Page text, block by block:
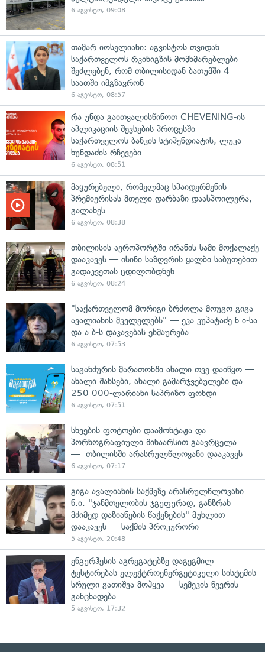
6 აგვისტო, 09:08
თამარ იოსელიანი: აგვისტოს თვიდან
საქართველოს რკინიგზის მომხმარებლები
შეძლებენ, რომ თბილისიდან ბათუმში 4
საათში იმგზავრონ
6 აგვისტო, 08:57
რა უნდა გაითვალისწინოთ CHEVENING-ის
აპლიკაციის შევსების პროცესში —
საქართველოს ბანკის სტიპენდიატის, ლუკა
ხუნდაძის რჩევები
6 აგვისტო, 08:51
მაყურებელი, რომელმაც სპაიდერმენის
პრემიერისას მთელი დარბაზი დაასპოილერა,
გალახეს
6 აგვისტო, 08:38
თბილისის აეროპორტში ირანის სამი მოქალაქე
დააკავეს — ისინი საზღვრის ყალბი საბუთებით
გადაკვეთას ცდილობდნენ
6 აგვისტო, 08:24
"საქართველომ მორიგი ბრძოლა მოუგო გიგა
ავალიანის მკვლელებს" — ეკა კუპატაძე ნ.ი-სა
და ა.ბ-ს დაკავებას ეხმაურება
6 აგვისტო, 07:53
საგანძურის მარათონში ახალი თვე დაიწყო —
ახალი შანსები, ახალი გამარჯვებულები და
250 000-ლარიანი საპრიზო ფონდი
6 აგვისტო, 07:51
სხვების ფოტოები დაამონტაჟა და
პორნოგრაფიული შინაარსით გაავრცელა
— თბილისში არასრულწლოვანი დააკავეს
6 აგვისტო, 07:17
გიგა ავალიანის საქმეზე არასრულწლოვანი
ნ.ი. "ჯანმთელობის ჯგუფურად, განზრახ
მძიმედ დაზიანების წაქეზების" მუხლით
დააკავეს — საქმის პროკურორი
5 აგვისტო, 20:48
ენგურჰესის აგრეგატებზე დაგეგმილ
ტესტირებას ელექტროენერგეტიკული სისტემის
სრული გათიშვა მოჰყვა — სემეკის წევრის
განცხადება
5 აგვისტო, 17:32